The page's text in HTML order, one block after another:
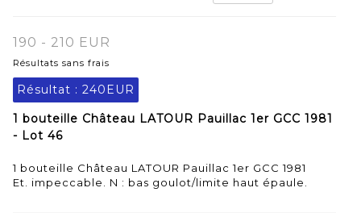
190 - 210 EUR
Résultats sans frais
Résultat : 240EUR
1 bouteille Château LATOUR Pauillac 1er GCC 1981
- Lot 46
1 bouteille Château LATOUR Pauillac 1er GCC 1981
Et. impeccable. N : bas goulot/limite haut épaule.